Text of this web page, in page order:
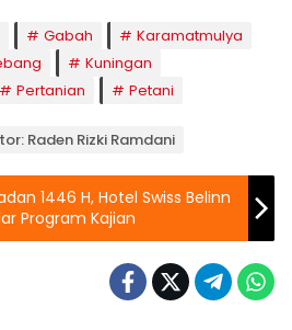
Gabah
Karamatmulya
Kuningan
Pertanian Petani
Raden Rizki Ramdani
1446 H, Hotel Swiss Belinn
Program Kajian